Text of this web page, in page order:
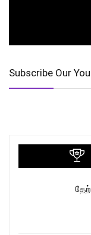
Subscribe Our